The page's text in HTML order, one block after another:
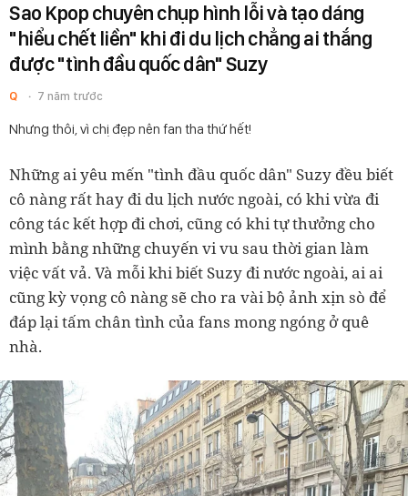
Sao Kpop chuyên chụp hình lỗi và tạo dáng
"hiểu chết liền" khi đi du lịch chẳng ai thắng
được "tình đầu quốc dân" Suzy
Q 7 năm trước
Nhưng thôi, vì chị đẹp nên fan tha thứ hết!
Những ai yêu mến "tình đầu quốc dân" Suzy đều biết
cô nàng rất hay đi du lịch nước ngoài, có khi vừa đi
công tác kết hợp đi chơi, cũng có khi tự thưởng cho
mình bằng những chuyến vi vu sau thời gian làm
việc vất vả. Và mỗi khi biết Suzy đi nước ngoài, ai ai
cũng kỳ vọng cô nàng sẽ cho ra vài bộ ảnh xịn sò để
đáp lại tấm chân tình của fans mong ngóng ở quê
nhà.